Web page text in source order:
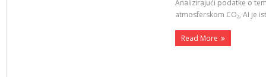
Analizirajući podatke o
atmosferskom CO₂, AI je
Read More